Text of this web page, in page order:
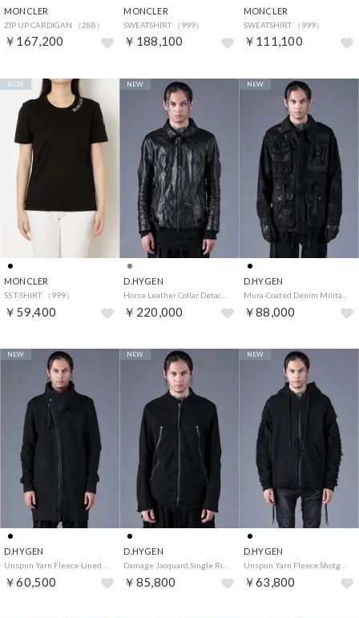
MONCLER
ZIP UP CARDIGAN （288）
￥167,200
MONCLER
SWEATSHIRT （999）
￥188,100
MONCLER
SWEATSHIRT （999）
￥111,100
MONCLER
SS T-SHIRT （999）
￥59,400
NEW
D.HYGEN
￥220,000
NEW
D.HYGEN
￥88,000
NEW
D.HYGEN
￥60,500
NEW
D.HYGEN
￥85,800
NEW
D.HYGEN
Unspun Yarn Fleece Shotgun Zip-Up Hoodie （Black）
￥63,800
NEW